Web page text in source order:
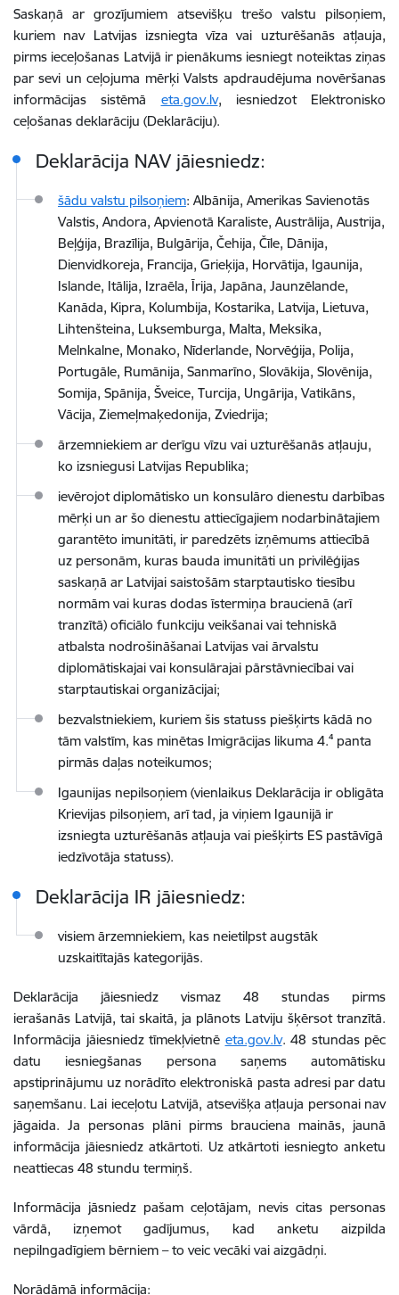
Saskaņā ar grozījumiem atsevišķu trešo valstu pilsoņiem,
kuriem nav Latvijas izsniegta vīza vai uzturēšanās atļauja,
pirms ieceļošanas Latvijā ir pienākums iesniegt noteiktas ziņas
par sevi un ceļojuma mērķi Valsts apdraudējuma novēršanas
informācijas sistēmā eta.gov.lv, iesniedzot Elektronisko
ceļošanas deklarāciju (Deklarāciju).
Deklarācija NAV jāiesniedz:
šādu valstu pilsoņiem: Albānija, Amerikas Savienotās
Valstis, Andora, Apvienotā Karaliste, Austrālija, Austrija,
Beļģija, Brazīlija, Bulgārija, Čehija, Čīle, Dānija,
Dienvidkoreja, Francija, Grieķija, Horvātija, Igaunija,
Islande, Itālija, Izraēla, Īrija, Japāna, Jaunzēlande,
Kanāda, Kipra, Kolumbija, Kostarika, Latvija, Lietuva,
Lihtenšteina, Luksemburga, Malta, Meksika,
Melnkalne, Monako, Nīderlande, Norvēģija, Polija,
Portugāle, Rumānija, Sanmarīno, Slovākija, Slovēnija,
Somija, Spānija, Šveice, Turcija, Ungārija, Vatikāns,
Vācija, Ziemeļmaķedonija, Zviedrija;
ārzemniekiem ar derīgu vīzu vai uzturēšanās atļauju,
ko izsniegusi Latvijas Republika;
ievērojot diplomātisko un konsulāro dienestu darbības
mērķi un ar šo dienestu attiecīgajiem nodarbinātajiem
garantēto imunitāti, ir paredzēts izņēmums attiecībā
uz personām, kuras bauda imunitāti un privilēģijas
saskaņā ar Latvijai saistošām starptautisko tiesību
normām vai kuras dodas īstermiņa braucienā (arī
tranzītā) oficiālo funkciju veikšanai vai tehniskā
atbalsta nodrošināšanai Latvijas vai ārvalstu
diplomātiskajai vai konsulārajai pārstāvniecībai vai
starptautiskai organizācijai;
bezvalstniekiem, kuriem šis statuss piešķirts kādā no
tām valstīm, kas minētas Imigrācijas likuma 4.⁴ panta
pirmās daļas noteikumos;
Igaunijas nepilsoņiem (vienlaikus Deklarācija ir obligāta
Krievijas pilsoņiem, arī tad, ja viņiem Igaunijā ir
izsniegta uzturēšanās atļauja vai piešķirts ES pastāvīgā
iedzīvotāja statuss).
Deklarācija IR jāiesniedz:
visiem ārzemniekiem, kas neietilpst augstāk
uzskaitītajās kategorijās.
Deklarācija jāiesniedz vismaz 48 stundas pirms
ierašanās Latvijā, tai skaitā, ja plānots Latviju šķērsot tranzītā.
Informācija jāiesniedz tīmekļvietnē eta.gov.lv. 48 stundas pēc
datu iesniegšanas persona saņems automātisku
apstiprinājumu uz norādīto elektroniskā pasta adresi par datu
saņemšanu. Lai ieceļotu Latvijā, atsevišķa atļauja personai nav
jāgaida. Ja personas plāni pirms brauciena mainās, jaunā
informācija jāiesniedz atkārtoti. Uz atkārtoti iesniegto anketu
neattiecas 48 stundu termiņš.
Informācija jāsniedz pašam ceļotājam, nevis citas personas
vārdā, izņemot gadījumus, kad anketu aizpilda
nepilngadīgiem bērniem – to veic vecāki vai aizgādņi.
Norādāmā informācija: